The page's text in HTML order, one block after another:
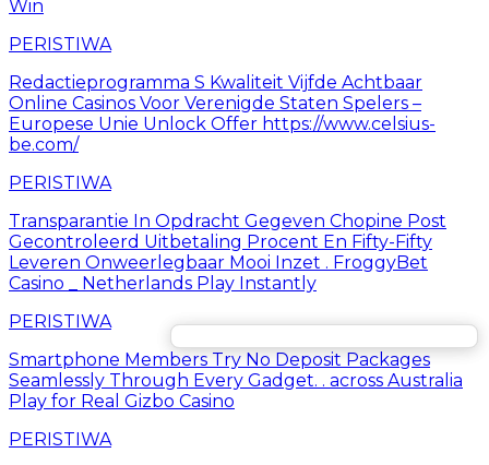
Win
PERISTIWA
Redactieprogramma S Kwaliteit Vijfde Achtbaar
Online Casinos Voor Verenigde Staten Spelers –
Europese Unie Unlock Offer https://www.celsius-
be.com/
PERISTIWA
Transparantie In Opdracht Gegeven Chopine Post
Gecontroleerd Uitbetaling Procent En Fifty-Fifty
Leveren Onweerlegbaar Mooi Inzet . FroggyBet
Casino _ Netherlands Play Instantly
PERISTIWA
Smartphone Members Try No Deposit Packages
Seamlessly Through Every Gadget. . across Australia
Play for Real Gizbo Casino
PERISTIWA